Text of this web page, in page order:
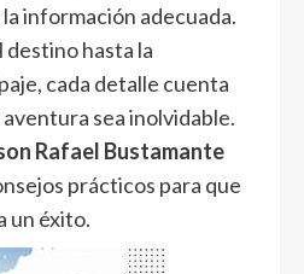
información adecuada.
destino hasta la
cada detalle cuenta
sea inolvidable.
Rafael Bustamante
prácticos para que
un éxito.